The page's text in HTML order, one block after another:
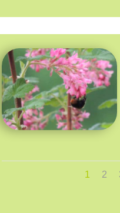
1 2